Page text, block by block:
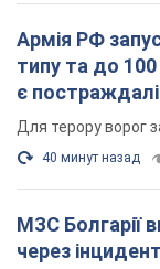
Армія РФ
типу та до 100
є
Для терору ворог
40 минут назад
МЗС Болгарії
через